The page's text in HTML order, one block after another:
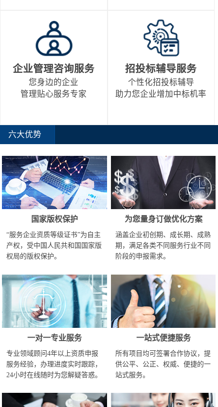
企业管理咨询服务
您身边的企业
管理贴心服务专家
招投标辅导服务
个性化招投标辅导
助力您企业增加中标机率
六大优势
国家版权保护
“服务企业资质等级证书”为自主
产权，受中国人民共和国国家版
权局的版权保护。
为您量身订做优化方案
涵盖企业初创期、成长期、成熟
期，满足各类不同服务行业不同
阶段的申报需求。
一对一专业服务
专业领域顾问4年以上资质申报
服务经验，办理进度实时跟踪，
24小时在线随时为您解疑答惑。
一站式便捷服务
所有项目均可签署合作协议，提
供公平、公正、权威、便捷的一
站式服务。